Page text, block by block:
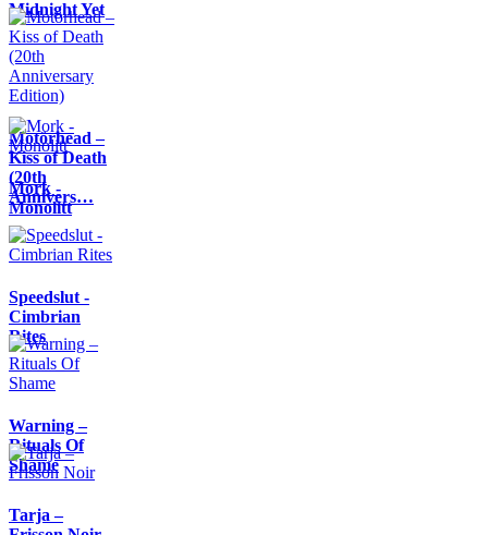
Midnight Yet
Motörhead –
Kiss of Death
(20th
Annivers…
Mork -
Monolitt
Speedslut -
Cimbrian
Rites
Warning –
Rituals Of
Shame
Tarja –